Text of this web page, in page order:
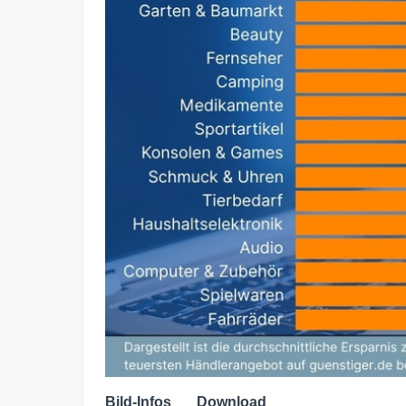
Bild-Infos Download